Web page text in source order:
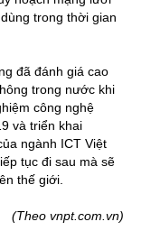
trong thời gian
đã đánh giá cao
trong nước khi
công nghệ
và triển khai
ngành ICT Việt
tục đi sau mà sẽ
thế giới.
(Theo vnpt.com.vn)